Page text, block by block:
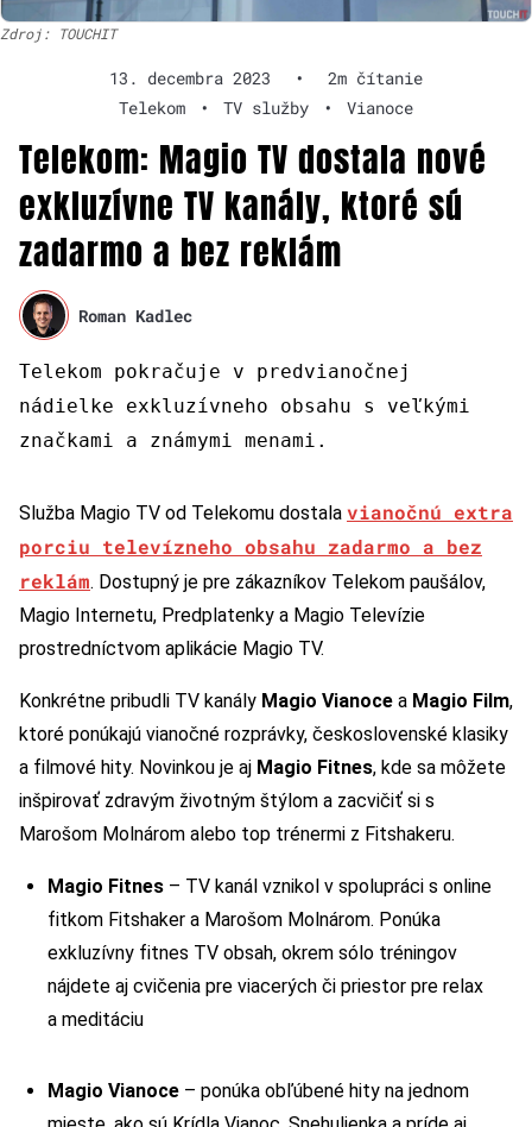
Zdroj: TOUCHIT
13. decembra 2023 •
2m čítanie
Telekom
• TV služby • Vianoce
Telekom: Magio TV dostala nové
exkluzívne TV kanály, ktoré sú
zadarmo a bez reklám
Roman Kadlec
Telekom pokračuje v predvianočnej
nádielke exkluzívneho obsahu s veľkými
značkami a známymi menami.
Služba Magio TV od Telekomu dostala vianočnú extra
porciu televízneho obsahu zadarmo a bez
reklám. Dostupný je pre zákazníkov Telekom paušálov,
Magio Internetu, Predplatenky a Magio Televízie
prostredníctvom aplikácie Magio TV.
Konkrétne pribudli TV kanály Magio Vianoce a Magio Film,
ktoré ponúkajú vianočné rozprávky, československé klasiky
a filmové hity. Novinkou je aj Magio Fitnes, kde sa môžete
inšpirovať zdravým životným štýlom a zacvičiť si s
Marošom Molnárom alebo top trénermi z Fitshakeru.
Magio Fitnes – TV kanál vznikol v spolupráci s online
fitkom Fitshaker a Marošom Molnárom. Ponúka
exkluzívny fitnes TV obsah, okrem sólo tréningov
nájdete aj cvičenia pre viacerých či priestor pre relax
a meditáciu
Magio Vianoce – ponúka obľúbené hity na jednom